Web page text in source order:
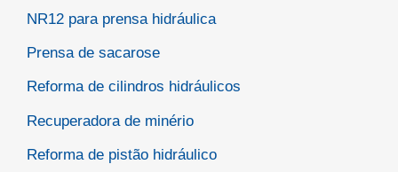
NR12 para prensa hidráulica
Prensa de sacarose
Reforma de cilindros hidráulicos
Recuperadora de minério
Reforma de pistão hidráulico